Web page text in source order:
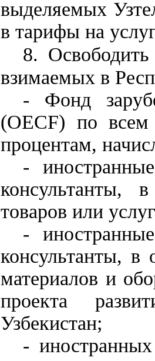
выделяемых
в тарифы на
8.
взимаемых в
- Фонд
(ОЕСF) по всем
процентам,
-
консультанты,
товаров или
-
консультанты, в
материалов и
проекта
Узбекистан;
-